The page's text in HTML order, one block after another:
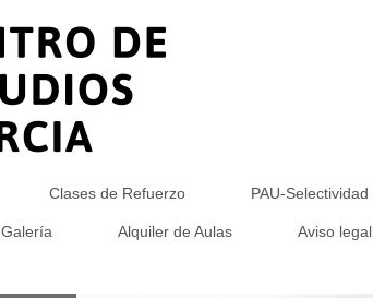
Clases de Refuerzo PAU-Selectividad
Galería Alquiler de Aulas Aviso legal